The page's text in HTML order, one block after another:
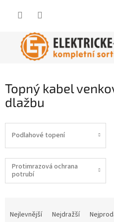
Topný kabel
dlažbu
Podlahové topení
Protimrazová ochrana
potrubí
Nejlevnější Nejdražší